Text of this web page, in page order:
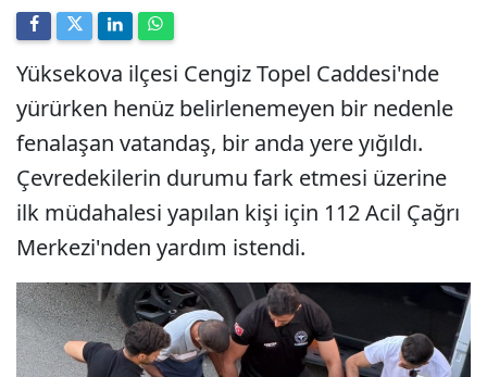
Yüksekova ilçesi Cengiz Topel Caddesi'nde
yürürken henüz belirlenemeyen bir nedenle
fenalaşan vatandaş, bir anda yere yığıldı.
Çevredekilerin durumu fark etmesi üzerine
ilk müdahalesi yapılan kişi için 112 Acil Çağrı
Merkezi'nden yardım istendi.